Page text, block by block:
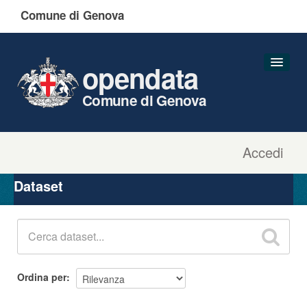
Comune di Genova
Accedi
opendata
Comune di Genova
Organizzazioni
Gruppi
Dataset
Ordina per